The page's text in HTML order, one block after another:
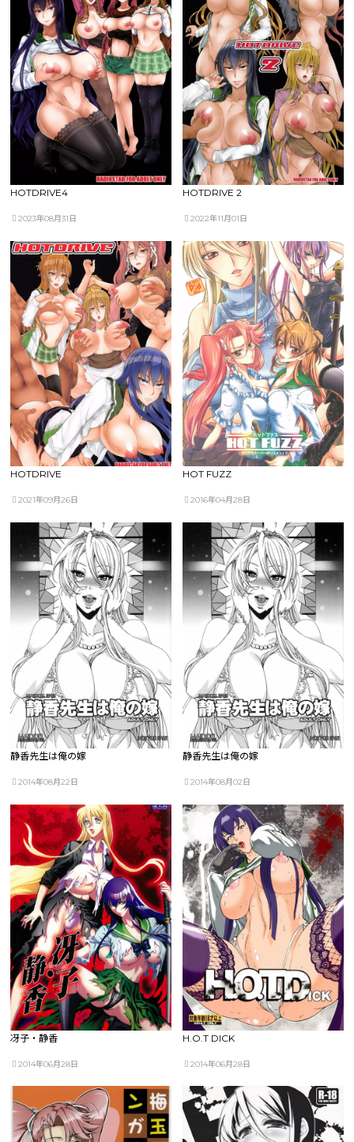
HOTDRIVE4
2023年08月31日
HOTDRIVE 2
2022年11月01日
HOTDRIVE
2021年09月26日
HOT FUZZ
2016年04月28日
静香先生は俺の嫁
2014年08月22日
静香先生は俺の嫁
2014年08月02日
冴子・静香
2014年06月28日
H.O.T DICK
2014年06月28日